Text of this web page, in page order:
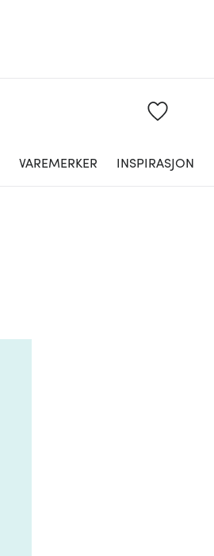
VAREMERKER INSPIRASJON